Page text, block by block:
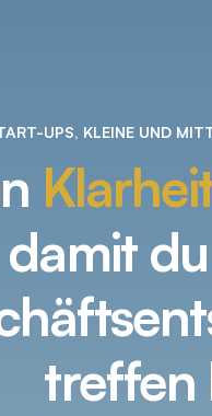
UPS, KLEINE UND
damit
treffen